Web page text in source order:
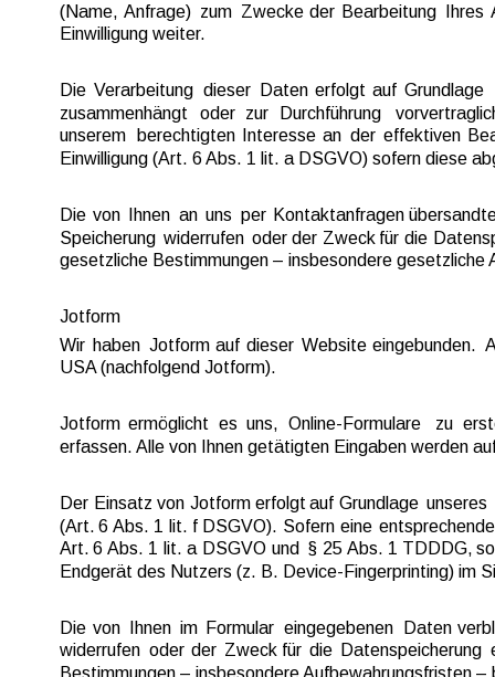
(Name, Anfrage) zum Zwecke der Bearbeitung Ihres
Einwilligung weiter.
Die Verarbeitung dieser Daten erfolgt auf Grundlage
zusammenhängt
oder zur Durchführung
unserem
berechtigten Interesse an der effektiven
Einwilligung (Art. 6 Abs. 1 lit. a DSGVO) sofern diese
Die von Ihnen an uns per Kontaktanfragen
Speicherung widerrufen oder der Zweck für die
gesetzliche Bestimmungen – insbesondere gesetzliche
Jotform
Wir haben Jotform auf dieser Website eingebunden.
USA (nachfolgend Jotform).
Jotform ermöglicht es uns, Online-Formulare zu
erfassen. Alle von Ihnen getätigten Eingaben werden
Der Einsatz von Jotform erfolgt auf Grundlage
(Art. 6 Abs. 1 lit. f DSGVO). Sofern eine
Art. 6 Abs. 1 lit. a DSGVO und § 25 Abs. 1 TDDDG,
Endgerät des Nutzers (z. B. Device-Fingerprinting) im
Die von Ihnen im Formular eingegebenen Daten
widerrufen oder der Zweck für die Datenspeicherung
Bestimmungen – insbesondere Aufbewahrungsfristen –